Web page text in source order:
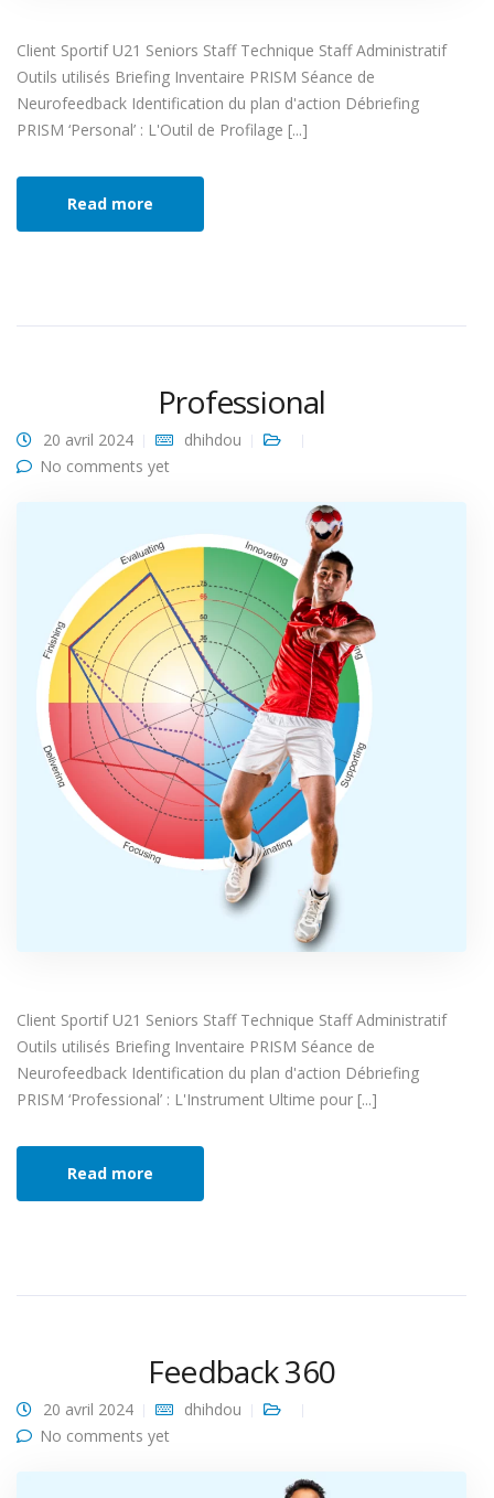
Client Sportif U21 Seniors Staff Technique Staff Administratif
Outils utilisés Briefing Inventaire PRISM Séance de
Neurofeedback Identification du plan d'action Débriefing
PRISM ‘Personal’ : L'Outil de Profilage [...]
Read more
Professional
20 avril 2024
dhihdou
No comments yet
Client Sportif U21 Seniors Staff Technique Staff Administratif
Outils utilisés Briefing Inventaire PRISM Séance de
Neurofeedback Identification du plan d'action Débriefing
PRISM ‘Professional’ : L'Instrument Ultime pour [...]
Read more
Feedback 360
20 avril 2024
dhihdou
No comments yet